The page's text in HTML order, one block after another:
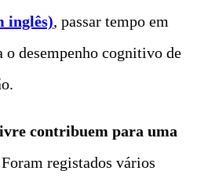
inglês), passar tempo em
o desempenho cognitivo de
contribuem para uma
Foram registados vários